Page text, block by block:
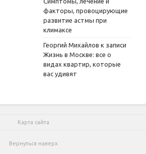
факторы, провоцирующие
развитие астмы при
климаксе
Георгий Михайлов к записи
Жизнь в Москве: все о
видах квартир, которые
вас удивят
Карта сайта
Вернуться наверх